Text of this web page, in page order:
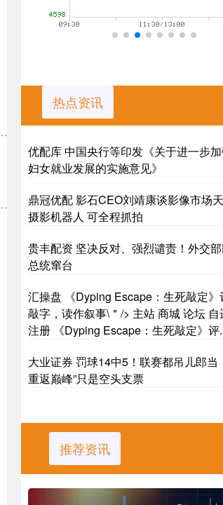
热点资讯
优配库 中国央行等印发《关于进一步
妇女就业发展的实施意见》
鼎冠优配 影石CEO刘靖康谈影像市场
摄影机器人 可全程抓拍
贵丰配资 坚决反对、强烈谴责！外交
总统窜台
汇操盘 《Dyping Escape：生死敲定
敲字，读作叙事\＂/> 主站 商城 论坛
注册 《Dyping Escape：生死敲定》评
大业证券 罚球14中5！联赛都吊儿郎当
重返巅峰”只是空头支票
推荐资讯